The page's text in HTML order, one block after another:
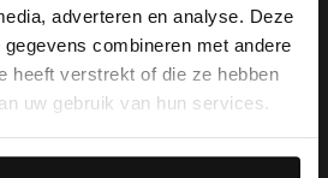
adverteren en analyse. Deze
combineren met andere
heeft verstrekt of die ze hebben
uw gebruik van hun services.
isn't Dutch. Would
English?